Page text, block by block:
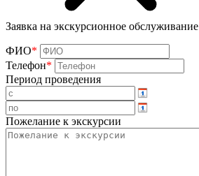
Заявка на экскурсионное обслуживание
ФИО*
Телефон*
Период проведения
Пожелание к экскурсии